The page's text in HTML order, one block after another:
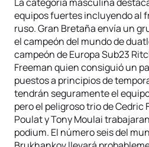
equipos fuertes incluyendo al
ruso. Gran Bretaña envía un
el campeón del mundo de
campeón de Europa Sub23
Freeman quien consiguió un
puestos a principios de
tendrán seguramente el
pero el peligroso trio de
Poulat y Tony Moulai
podium. El número seis del